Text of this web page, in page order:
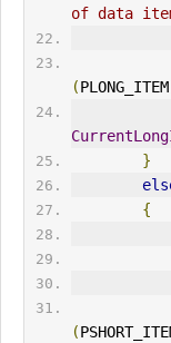
of data
(PLONG_ITEM
}
{
(